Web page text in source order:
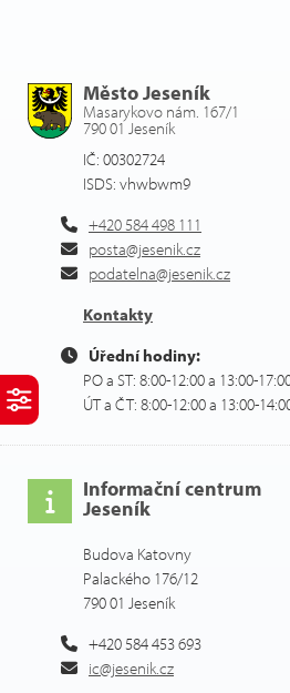
Město Jeseník
Masarykovo nám. 167/1
790 01 Jeseník
IČ: 00302724
ISDS: vhwbwm9
+420 584 498 111
posta@jesenik.cz
podatelna@jesenik.cz
Kontakty
Úřední hodiny:
PO a ST: 8:00-12:00 a 13:00-
ÚT a ČT: 8:00-12:00 a 13:00-
Informační centrum
Jeseník
Budova Katovny
Palackého 176/12
790 01 Jeseník
+420 584 453 693
ic@jesenik.cz